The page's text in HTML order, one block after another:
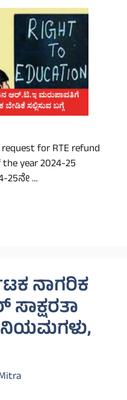
for RTE refund
year 2024-25
25ನೇ …
ನಾಗರಿಕ
ನಿಯಮಗಳು,